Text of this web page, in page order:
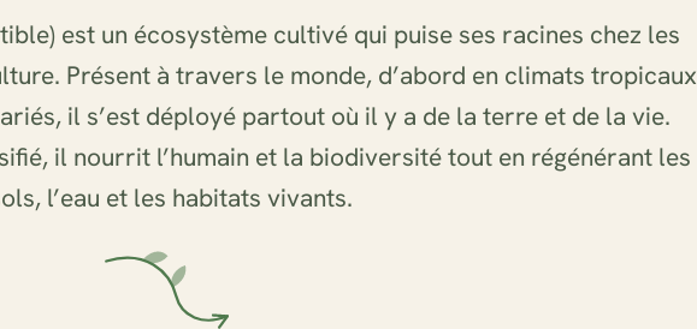
est un écosystème cultivé qui puise ses racines chez les
Présent à travers le monde, d’abord en climats tropicaux
il s’est déployé partout où il y a de la terre et de la vie.
il nourrit l’humain et la biodiversité tout en régénérant les
l’eau et les habitats vivants.